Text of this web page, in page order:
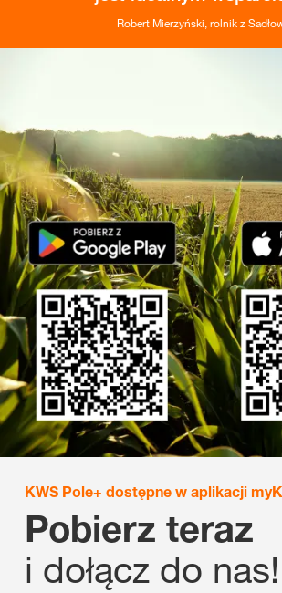
Robert Mierzyński, rolnik z
KWS Pole+ dostępne w aplikacji
Pobierz teraz
i dołącz do nas!